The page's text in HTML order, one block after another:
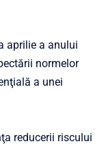
aprilie a anului
normelor
a unei
reducerii riscului